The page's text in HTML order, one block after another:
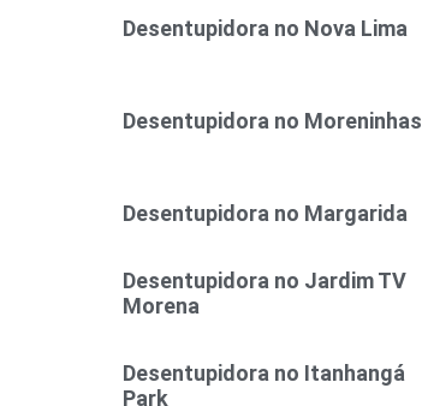
Desentupidora no Nova Lima
Desentupidora no Moreninhas
Desentupidora no Margarida
Desentupidora no Jardim TV
Morena
Desentupidora no Itanhangá
Park